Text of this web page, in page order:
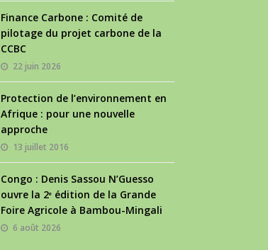
Finance Carbone : Comité de
pilotage du projet carbone de la
CCBC
22 juin 2026
Protection de l’environnement en
Afrique : pour une nouvelle
approche
13 juillet 2016
Congo : Denis Sassou N’Guesso
ouvre la 2ᵉ édition de la Grande
Foire Agricole à Bambou-Mingali
6 août 2026